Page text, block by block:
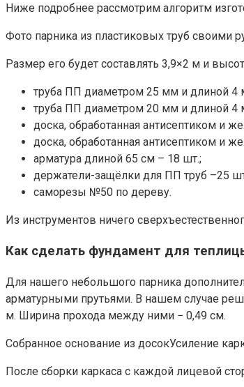
Ниже подробнее рассмотрим алгоритм
Фото парника из пластиковых труб своими
Размер его будет составлять 3,9×2 м и
труба ПП диаметром 25 мм и длиной 4
труба ПП диаметром 20 мм и длиной 4
доска, обработанная антисептиком и
доска, обработанная антисептиком и
арматура длиной 65 см – 18 шт.;
держатели-защёлки для ПП труб –25
саморезы №50 по дереву.
Из инструментов ничего
Как сделать фундамент для
Для нашего небольшого парника
арматурными прутьями. В нашем случае
м. Ширина прохода между ними − 0,49 см.
Собранное основание из досокУсиление
После сборки каркаса с каждой лицевой